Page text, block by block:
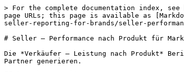
> For the complete documentation index,
page URLs; this page is available as
seller-reporting-for-brands/seller-
# Seller – Performance nach Produkt für
Die *Verkäufer – Leistung nach Produkt*
Partner generieren.